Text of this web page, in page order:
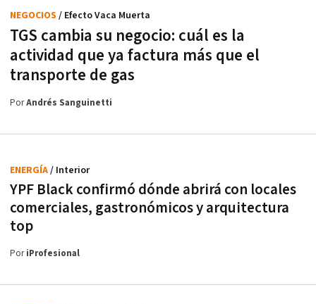
TGS cambia su negocio: cuál es la
actividad que ya factura más que el
transporte de gas
NEGOCIOS / Efecto Vaca Muerta
PorAndrés Sanguinetti
YPF Black confirmó dónde abrirá con locales
comerciales, gastronómicos y arquitectura
top
ENERGÍA/ Interior
PoriProfesional